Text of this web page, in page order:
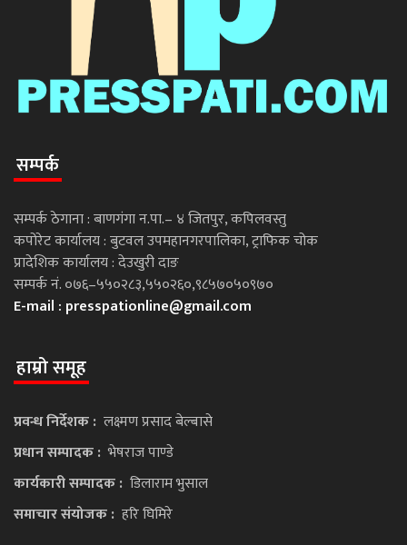
सम्पर्क
सम्पर्क ठेगाना : बाणगंगा न.पा.– ४ जितपुर, कपिलवस्तु
कपोरेट कार्यालय : बुटवल उपमहानगरपालिका, ट्राफिक चोक
प्रादेशिक कार्यालय : देउखुरी दाङ
सम्पर्क नं. ०७६–५५०२८३,५५०२६०,९८५७०५०९७०
E-mail : presspationline@gmail.com
हाम्रो समूह
प्रवन्ध निर्देशक : लक्ष्मण प्रसाद बेल्बासे
प्रधान सम्पादक : भेषराज पाण्डे
कार्यकारी सम्पादक : डिलाराम भुसाल
समाचार संयोजक : हरि घिमिरे